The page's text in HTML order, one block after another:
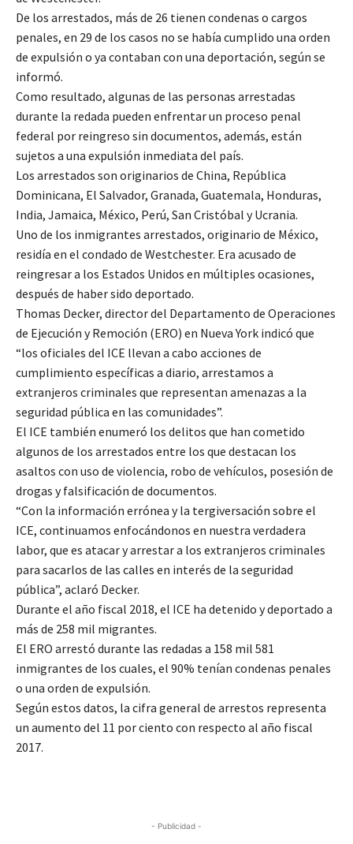
De los arrestados, más de 26 tienen condenas o cargos
penales, en 29 de los casos no se había cumplido una orden
de expulsión o ya contaban con una deportación, según se
informó.
Como resultado, algunas de las personas arrestadas
durante la redada pueden enfrentar un proceso penal
federal por reingreso sin documentos, además, están
sujetos a una expulsión inmediata del país.
Los arrestados son originarios de China, República
Dominicana, El Salvador, Granada, Guatemala, Honduras,
India, Jamaica, México, Perú, San Cristóbal y Ucrania.
Uno de los inmigrantes arrestados, originario de México,
residía en el condado de Westchester. Era acusado de
reingresar a los Estados Unidos en múltiples ocasiones,
después de haber sido deportado.
Thomas Decker, director del Departamento de Operaciones
de Ejecución y Remoción (ERO) en Nueva York indicó que
“los oficiales del ICE llevan a cabo acciones de
cumplimiento específicas a diario, arrestamos a
extranjeros criminales que representan amenazas a la
seguridad pública en las comunidades”.
El ICE también enumeró los delitos que han cometido
algunos de los arrestados entre los que destacan los
asaltos con uso de violencia, robo de vehículos, posesión de
drogas y falsificación de documentos.
“Con la información errónea y la tergiversación sobre el
ICE, continuamos enfocándonos en nuestra verdadera
labor, que es atacar y arrestar a los extranjeros criminales
para sacarlos de las calles en interés de la seguridad
pública”, aclaró Decker.
Durante el año fiscal 2018, el ICE ha detenido y deportado a
más de 258 mil migrantes.
El ERO arrestó durante las redadas a 158 mil 581
inmigrantes de los cuales, el 90% tenían condenas penales
o una orden de expulsión.
Según estos datos, la cifra general de arrestos representa
un aumento del 11 por ciento con respecto al año fiscal
2017.
- Publicidad -